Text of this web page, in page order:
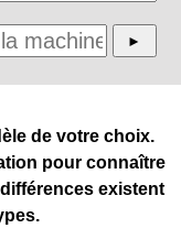
de votre choix.
pour connaître
existent